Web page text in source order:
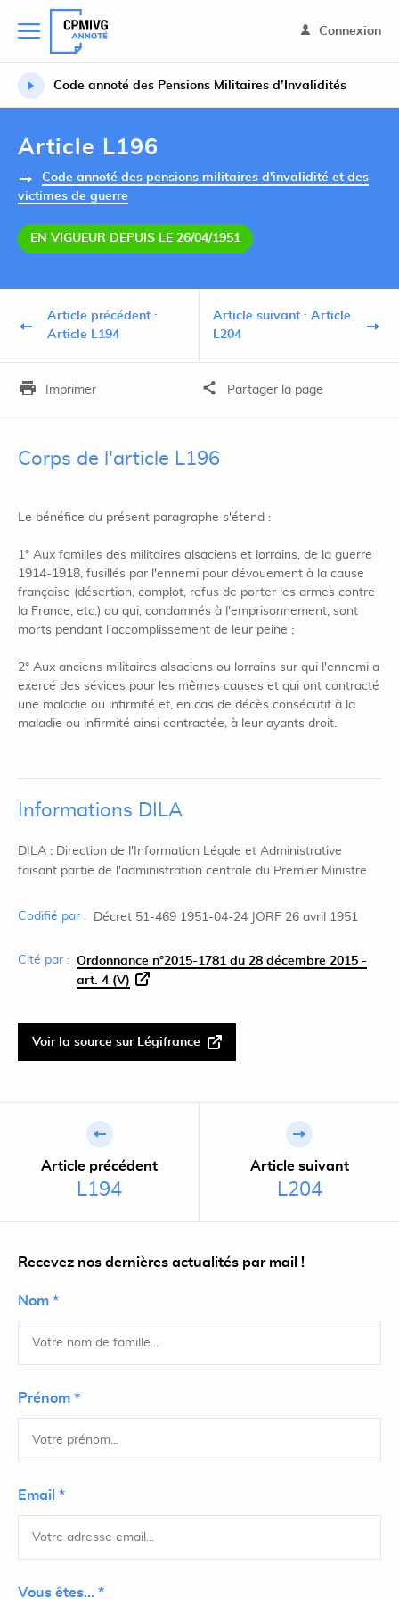
Connexion
Code annoté des Pensions Militaires d’Invalidités
Article L196
Code annoté des pensions militaires d'invalidité et des
victimes de guerre
EN VIGUEUR DEPUIS LE 26/04/1951
Article précédent :
Article L194
Article suivant : Article
L204
Imprimer Partager la page
Corps de l'article L196
Le bénéfice du présent paragraphe s'étend :
1° Aux familles des militaires alsaciens et lorrains, de la guerre
1914-1918, fusillés par l'ennemi pour dévouement à la cause
française (désertion, complot, refus de porter les armes contre
la France, etc.) ou qui, condamnés à l'emprisonnement, sont
morts pendant l'accomplissement de leur peine ;
2° Aux anciens militaires alsaciens ou lorrains sur qui l'ennemi a
exercé des sévices pour les mêmes causes et qui ont contracté
une maladie ou infirmité et, en cas de décès consécutif à la
maladie ou infirmité ainsi contractée, à leur ayants droit.
Informations DILA
DILA : Direction de l'Information Légale et Administrative
faisant partie de l'administration centrale du Premier Ministre
Codifié par : Décret 51-469 1951-04-24 JORF 26 avril 1951
Cité par : Ordonnance n°2015-1781 du 28 décembre 2015 -
art. 4 (V)
Voir la source sur Légifrance
Article précédent
L194
Article suivant
L204
Recevez nos dernières actualités par mail !
Nom *
Prénom *
Email *
Vous êtes... *